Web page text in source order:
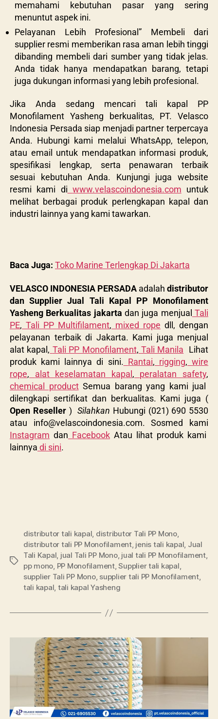
memahami kebutuhan pasar yang sering
menuntut aspek ini.
Pelayanan Lebih Profesional” Membeli dari
supplier resmi memberikan rasa aman lebih tinggi
dibanding membeli dari sumber yang tidak jelas.
Anda tidak hanya mendapatkan barang, tetapi
juga dukungan informasi yang lebih profesional.
Jika Anda sedang mencari tali kapal PP
Monofilament Yasheng berkualitas, PT. Velasco
Indonesia Persada siap menjadi partner terpercaya
Anda. Hubungi kami melalui WhatsApp, telepon,
atau email untuk mendapatkan informasi produk,
spesifikasi lengkap, serta penawaran terbaik
sesuai kebutuhan Anda. Kunjungi juga website
resmi kami di www.velascoindonesia.com untuk
melihat berbagai produk perlengkapan kapal dan
industri lainnya yang kami tawarkan.
Baca Juga: Toko Marine Terlengkap Di Jakarta
VELASCO INDONESIA PERSADA adalah distributor
dan Supplier Jual Tali Kapal PP Monofilament
Yasheng Berkualitas jakarta dan juga menjual Tali
PE, Tali PP Multifilament, mixed rope dll, dengan
pelayanan terbaik di Jakarta. Kami juga menjual
alat kapal, Tali PP Monofilament, Tali Manila Lihat
produk kami lainnya di sini. Rantai, rigging, wire
rope, alat keselamatan kapal , peralatan safety,
chemical productSemua barang yang kami jual
dilengkapi sertifikat dan berkualitas. Kami juga (
Open Reseller ) Silahkan Hubungi (021) 690 5530
atau info@velascoindonesia.com. Sosmed kami
Instagram dan Facebook Atau lihat produk kami
lainnya di sini.
distributor tali kapal, distributor Tali PP Mono,
distributor tali PP Monofilament, jenis tali kapal, Jual
Tali Kapal, jual Tali PP Mono, jual tali PP Monofilament,
pp mono, PP Monofilament,Supplier tali kapal,
supplier Tali PP Mono, supplier tali PP Monofilament,
tali kapal, tali kapal Yasheng